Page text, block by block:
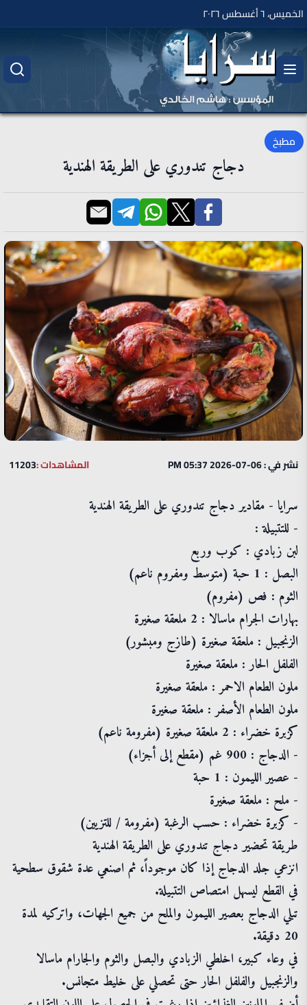
الخميس، ٦ أغسطس ٢٠٢٦
مطبخ
دجاج تندوري على الطريقة الهندية
نشر في : 06-07-2026 05:37 PM المشاهدات :11203
سرايا - مقادير دجاج تندوري على الطريقة الهندية
- للتتبيلة :
لبن زبادي : كوب وربع
البصل : 1 حبة (متوسط ومفروم ناعم)
الثوم : فص (مفروم)
بهارات الجرام ماسالا : 2 ملعقة صغيرة
الزنجبيل : ملعقة صغيرة (طازج ومبشور)
الفلفل الحار : ملعقة صغيرة
ملون الطعام الاحمر : ملعقة صغيرة
ملون الطعام الأصفر : ملعقة صغيرة
كزبرة خضراء : 2 ملعقة صغيرة (مفرومة ناعم)
- الدجاج : 900 غم (مقطع إلى أجزاء)
- عصير الليمون : 1 حبة
- ملح : ملعقة صغيرة
- كزبرة خضراء : حسب الرغبة (مفرومة / للتزيين)
طريقة تحضير دجاج تندوري على الطريقة الهندية
انزعي جلد الدجاج إذا كان موجوداً، ثم اصنعي عدة شقوق سطحية
في القطع ليسهل امتصاص التتبيلة.
تبلي الدجاج بعصير الليمون والملح من جميع الجهات، واتركيه لمدة
20 دقيقة.
في وعاء كبير، اخلطي الزبادي والبصل والثوم والجارام ماسالا
والزنجبيل والفلفل الحار حتى تحصلي على خليط متجانس.